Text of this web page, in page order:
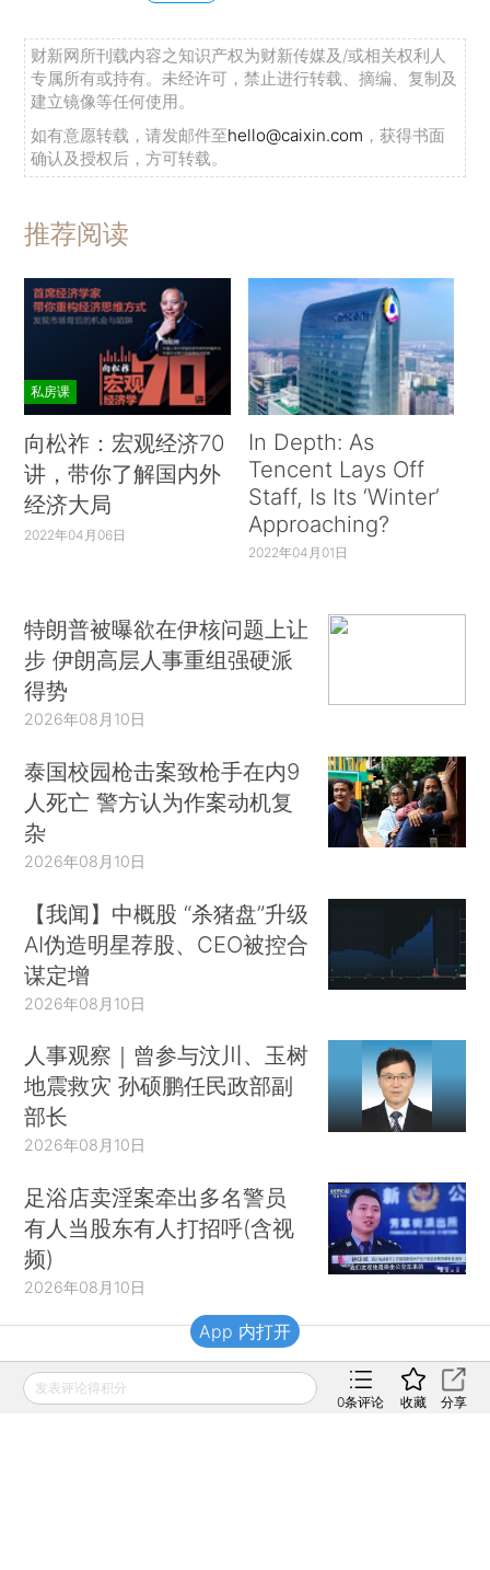
财新网所刊载内容之知识产权为财新传媒及/或相关权利人
专属所有或持有。未经许可，禁止进行转载、摘编、复制及
建立镜像等任何使用。
如有意愿转载，请发邮件至hello@caixin.com ，获得书面
确认及授权后，方可转载。
推荐阅读
私房课
向松祚：宏观经济70
讲，带你了解国内外
经济大局
2022年04月06日
In Depth: As
Tencent Lays Off
Staff, Is Its ‘Winter’
Approaching?
2022年04月01日
特朗普被曝欲在伊核问题上让
步 伊朗高层人事重组强硬派
得势
2026年08月10日
泰国校园枪击案致枪手在内9
人死亡 警方认为作案动机复
杂
2026年08月10日
【我闻】中概股 “杀猪盘”升级
AI伪造明星荐股、CEO被控合
谋定增
2026年08月10日
人事观察｜曾参与汶川、玉树
地震救灾 孙硕鹏任民政部副
部长
2026年08月10日
足浴店卖淫案牵出多名警员
有人当股东有人打招呼(含视
频)
2026年08月10日
财新移动
发表评论得积分
0条评论 收藏 分享
App 内打开